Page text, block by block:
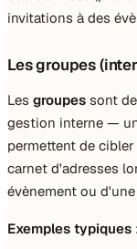
invitations à des
Les groupes
Les groupes sont
gestion interne —
permettent de
carnet d'adresses
évènement ou
Exemples typiques :